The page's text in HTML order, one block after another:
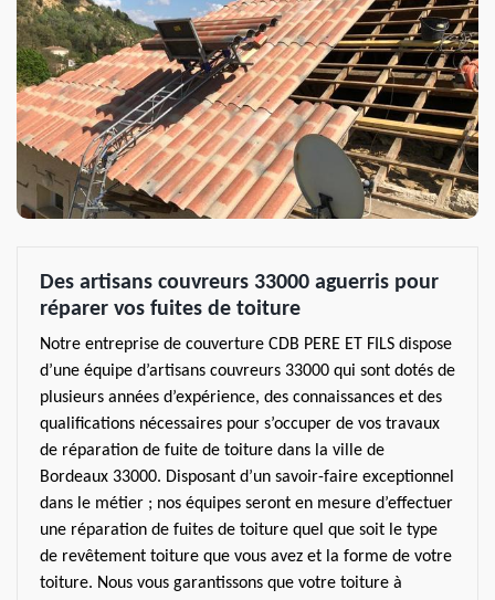
Des artisans couvreurs 33000 aguerris pour
réparer vos fuites de toiture
Notre entreprise de couverture CDB PERE ET FILS dispose
d’une équipe d’artisans couvreurs 33000 qui sont dotés de
plusieurs années d’expérience, des connaissances et des
qualifications nécessaires pour s’occuper de vos travaux
de réparation de fuite de toiture dans la ville de
Bordeaux 33000. Disposant d’un savoir-faire exceptionnel
dans le métier ; nos équipes seront en mesure d’effectuer
une réparation de fuites de toiture quel que soit le type
de revêtement toiture que vous avez et la forme de votre
toiture. Nous vous garantissons que votre toiture à